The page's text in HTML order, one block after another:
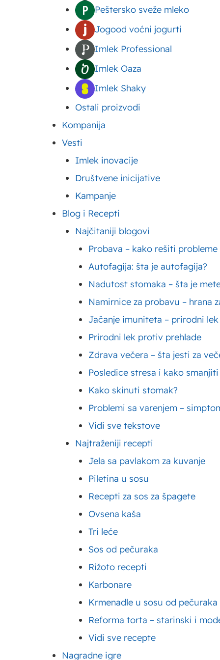
Peštersko sveže mleko
Jogood voćni jogurti
Imlek Professional
Imlek Oaza
Imlek Shaky
Ostali proizvodi
Kompanija
Vesti
Imlek inovacije
Društvene inicijative
Kampanje
Blog i Recepti
Najčitaniji blogovi
Probava – kako rešiti
Autofagija: šta je autofagija?
Nadutost stomaka – šta je
Namirnice za probavu – hrana
Jačanje imuniteta – prirodni
Prirodni lek protiv prehlade
Zdrava večera – šta jesti za
Posledice stresa i kako
Kako skinuti stomak?
Problemi sa varenjem –
Vidi sve tekstove
Najtraženiji recepti
Jela sa pavlakom za kuvanje
Piletina u sosu
Recepti za sos za špagete
Ovsena kaša
Tri leće
Sos od pečuraka
Rižoto recepti
Karbonare
Krmenadle u sosu od pečuraka
Reforma torta – starinski i
Vidi sve recepte
Nagradne igre
badema – novi
modernu
domaćicu
ovako su
Starinska reforma je
nezaboravan, a ovo je i
Za kore:
12 belanaca;
300g mlevenih
2 kašike brašna;
Prstohvat soli.
Za fil:
250 g šećera u
12 žumanaca;
250g
Priprema
Uključite rernu da se
Priprema kora:
Umutite belanca sa
postepeno i mutite dok
Pažljivo dodajte
Nežno umutite, najbolje
Pecite u podmazanom
dok kore ne dobiju